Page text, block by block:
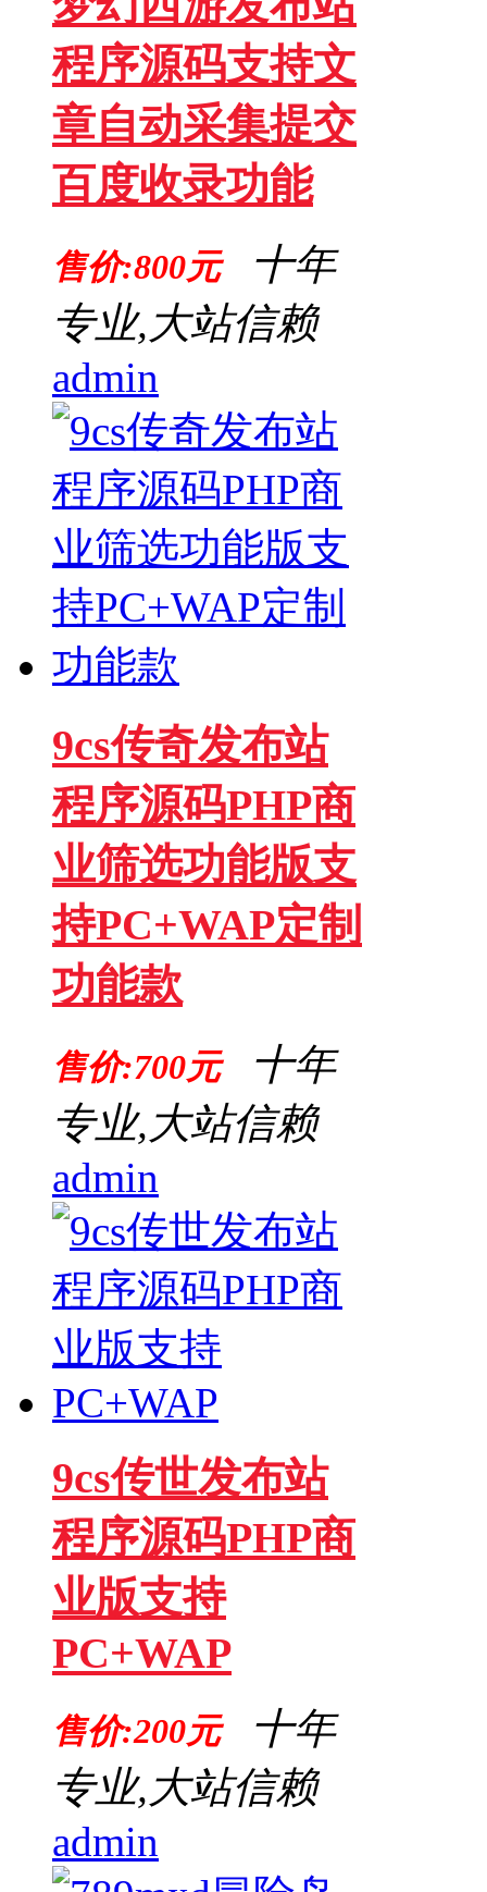
程序源码支持文
章自动采集提交
百度收录功能
售价:800元
十年
专业,大站信赖
admin
9cs传奇发布站
程序源码PHP商
业筛选功能版支
持PC+WAP定制
功能款
售价:700元
十年
专业,大站信赖
admin
9cs传世发布站
程序源码PHP商
业版支持
PC+WAP
售价:200元
十年
专业,大站信赖
admin